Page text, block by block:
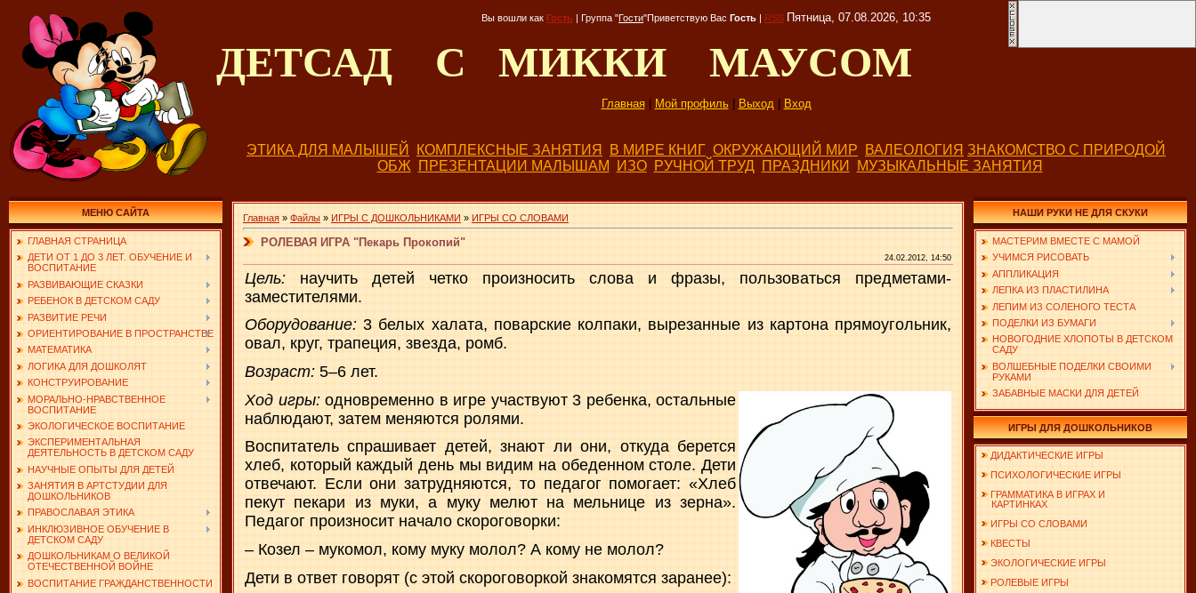
Вы вошли как Гость | Группа "Гости"Приветствую Вас Гость | RSS Пятница, 07.08.2026, 10:35
ДЕТСАД С МИККИ МАУСОМ
Главная| Мой профиль| Выход| Вход
ЭТИКА ДЛЯ МАЛЫШЕЙ КОМПЛЕКСНЫЕ ЗАНЯТИЯ В МИРЕ КНИГ ОКРУЖАЮЩИЙ МИР ВАЛЕОЛОГИЯ ЗНАКОМСТВО С ПРИРОДОЙ
ОБЖ
ПРЕЗЕНТАЦИИ МАЛЫШАМ ИЗО РУЧНОЙ ТРУД ПРАЗДНИКИ МУЗЫКАЛЬНЫЕ ЗАНЯТИЯ
МЕНЮ САЙТА
ГЛАВНАЯ СТРАНИЦА
ДЕТИ ОТ 1 ДО 3 ЛЕТ. ОБУЧЕНИЕ И
ВОСПИТАНИЕ
РАЗВИВАЮЩИЕ СКАЗКИ
РЕБЕНОК В ДЕТСКОМ САДУ
РАЗВИТИЕ РЕЧИ
ОРИЕНТИРОВАНИЕ В ПРОСТРАНСТВЕ
МАТЕМАТИКА
ЛОГИКА ДЛЯ ДОШКОЛЯТ
КОНСТРУИРОВАНИЕ
МОРАЛЬНО-НРАВСТВЕННОЕ
ВОСПИТАНИЕ
ЭКОЛОГИЧЕСКОЕ ВОСПИТАНИЕ
ЭКСПЕРИМЕНТАЛЬНАЯ
ДЕЯТЕЛЬНОСТЬ В ДЕТСКОМ САДУ
НАУЧНЫЕ ОПЫТЫ ДЛЯ ДЕТЕЙ
ЗАНЯТИЯ В АРТСТУДИИ ДЛЯ
ДОШКОЛЬНИКОВ
ПРАВОСЛАВАЯ ЭТИКА
ИНКЛЮЗИВНОЕ ОБУЧЕНИЕ В
ДЕТСКОМ САДУ
ДОШКОЛЬНИКАМ О ВЕЛИКОЙ
ОТЕЧЕСТВЕННОЙ ВОЙНЕ
ВОСПИТАНИЕ ГРАЖДАНСТВЕННОСТИ
Главная » Файлы » ИГРЫ С ДОШКОЛЬНИКАМИ » ИГРЫ СО СЛОВАМИ
РОЛЕВАЯ ИГРА "Пекарь Прокопий"
24.02.2012, 14:50
Цель: научить детей четко произносить слова и фразы, пользоваться предметами-
заместителями.
Оборудование:3 белых халата, поварские колпаки, вырезанные из картона прямоугольник,
овал, круг, трапеция, звезда, ромб.
Возраст: 5–6 лет.
Ход игры: одновременно в игре участвуют 3 ребенка, остальные
наблюдают, затем меняются ролями.
Воспитатель спрашивает детей, знают ли они, откуда берется
хлеб, который каждый день мы видим на обеденном столе. Дети
отвечают. Если они затрудняются, то педагог помогает: «Хлеб
пекут пекари из муки, а муку мелют на мельнице из зерна».
Педагог произносит начало скороговорки:
– Козел – мукомол, кому муку молол? А кому не молол?
Дети в ответ говорят (с этой скороговоркой знакомятся заранее):
НАШИ РУКИ НЕ ДЛЯ СКУКИ
МАСТЕРИМ ВМЕСТЕ С МАМОЙ
УЧИМСЯ РИСОВАТЬ
АППЛИКАЦИЯ
ЛЕПКА ИЗ ПЛАСТИЛИНА
ЛЕПИМ ИЗ СОЛЕНОГО ТЕСТА
ПОДЕЛКИ ИЗ БУМАГИ
НОВОГОДНИЕ ХЛОПОТЫ В ДЕТСКОМ
САДУ
ВОЛШЕБНЫЕ ПОДЕЛКИ СВОИМИ
РУКАМИ
ЗАБАВНЫЕ МАСКИ ДЛЯ ДЕТЕЙ
ИГРЫ ДЛЯ ДОШКОЛЬНИКОВ
ДИДАКТИЧЕСКИЕ ИГРЫ
ПСИХОЛОГИЧЕСКИЕ ИГРЫ
ГРАММАТИКА В ИГРАХ И
КАРТИНКАХ
ИГРЫ СО СЛОВАМИ
КВЕСТЫ
ЭКОЛОГИЧЕСКИЕ ИГРЫ
РОЛЕВЫЕ ИГРЫ